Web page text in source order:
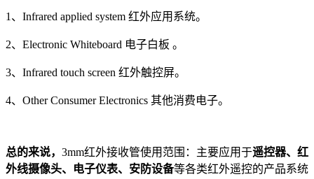
1、Infrared applied system 红外应用系统。
2、Electronic Whiteboard 电子白板 。
3、Infrared touch screen 红外触控屏。
4、Other Consumer Electronics 其他消费电子。
总的来说， 3mm红外接收管使用范围：主要应用于遥控器、红
外线摄像头、电子仪表、安防设备等各类红外遥控的产品系统